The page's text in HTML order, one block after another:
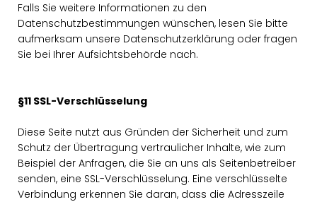
Falls Sie weitere Informationen zu den
Datenschutzbestimmungen wünschen, lesen Sie bitte
aufmerksam unsere Datenschutzerklärung oder fragen
Sie bei Ihrer Aufsichtsbehörde nach.
§11 SSL-Verschlüsselung
Diese Seite nutzt aus Gründen der Sicherheit und zum
Schutz der Übertragung vertraulicher Inhalte, wie zum
Beispiel der Anfragen, die Sie an uns als Seitenbetreiber
senden, eine SSL-Verschlüsselung. Eine verschlüsselte
Verbindung erkennen Sie daran, dass die Adresszeile